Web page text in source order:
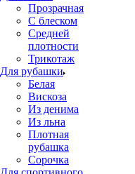
Прозрачная
С блеском
Средней
плотности
Трикотаж
Для рубашки
Белая
Вискоза
Из денима
Из льна
Плотная
рубашка
Сорочка